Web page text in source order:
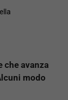
che avanza
modo